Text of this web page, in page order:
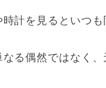
時計を見るといつ
なる偶然ではなく